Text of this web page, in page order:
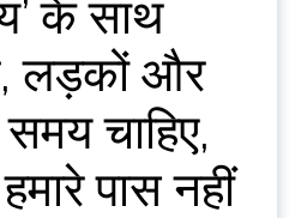
के साथ
लड़कों और
चाहिए,
पास नहीं